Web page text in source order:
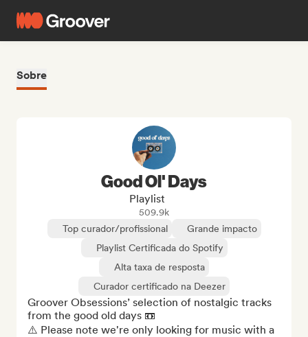
Sobre
Good Ol' Days
Playlist
509.9k
Top curador/profissional
Grande impacto
Playlist Certificada do Spotify
Alta taxa de resposta
Curador certificado na Deezer
Groover Obsessions’ selection of nostalgic tracks
from the good old days 📼
⚠️ Please note we're only looking for music with a